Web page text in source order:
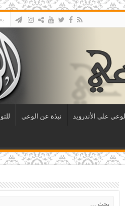
على الأندرويد نبذة عن الوعي